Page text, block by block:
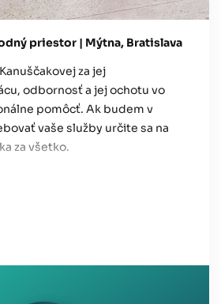
priestor | Mýtna, Bratislava
za jej
odbornosť a jej ochotu vo
pomôcť. Ak budem v
vaše služby určite sa na
za všetko.